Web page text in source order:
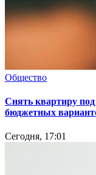
Общество
Снять квартиру
бюджетных
Сегодня, 17:01